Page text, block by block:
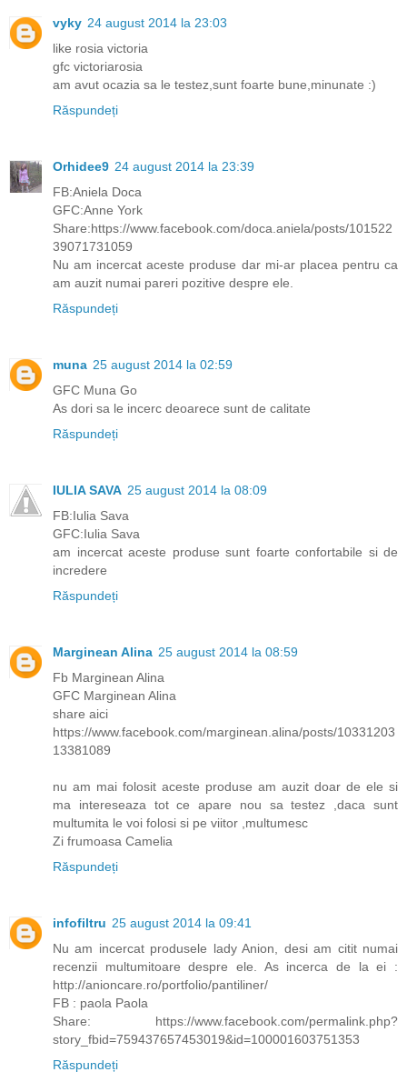
vyky 24 august 2014 la 23:03
like rosia victoria
gfc victoriarosia
am avut ocazia sa le testez,sunt foarte bune,minunate :)
Răspundeți
Orhidee9 24 august 2014 la 23:39
FB:Aniela Doca
GFC:Anne York
Share:https://www.facebook.com/doca.aniela/posts/101522
39071731059
Nu am incercat aceste produse dar mi-ar placea pentru ca
am auzit numai pareri pozitive despre ele.
Răspundeți
muna 25 august 2014 la 02:59
GFC Muna Go
As dori sa le incerc deoarece sunt de calitate
Răspundeți
IULIA SAVA 25 august 2014 la 08:09
FB:Iulia Sava
GFC:Iulia Sava
am incercat aceste produse sunt foarte confortabile si de
incredere
Răspundeți
Marginean Alina 25 august 2014 la 08:59
Fb Marginean Alina
GFC Marginean Alina
share aici
https://www.facebook.com/marginean.alina/posts/10331203
13381089
nu am mai folosit aceste produse am auzit doar de ele si
ma intereseaza tot ce apare nou sa testez ,daca sunt
multumita le voi folosi si pe viitor ,multumesc
Zi frumoasa Camelia
Răspundeți
infofiltru 25 august 2014 la 09:41
Nu am incercat produsele lady Anion, desi am citit numai
recenzii multumitoare despre ele. As incerca de la ei :
http://anioncare.ro/portfolio/pantiliner/
FB : paola Paola
Share: https://www.facebook.com/permalink.php?
story_fbid=759437657453019&id=100001603751353
Răspundeți